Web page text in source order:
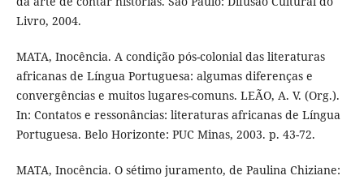
Livro, 2004.
MATA, Inocência. A condição pós-colonial das literaturas
africanas de Língua Portuguesa: algumas diferenças e
convergências e muitos lugares-comuns. LEÃO, A. V. (Org.).
In: Contatos e ressonâncias: literaturas africanas de Língua
Portuguesa. Belo Horizonte: PUC Minas, 2003. p. 43-72.
MATA, Inocência. O sétimo juramento, de Paulina Chiziane: